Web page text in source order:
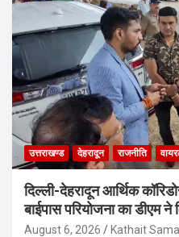
उत्तराखण्ड देहरादून राजनीति
दिल्ली-देहरादून आर्थिक
बाईपास परियोजना का डीएम ने
August 6, 2026 Kathait